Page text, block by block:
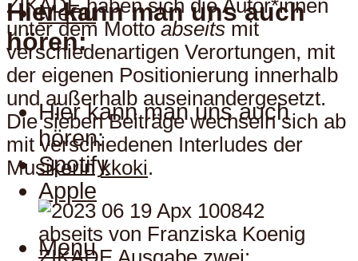
Menu
Hier kann man uns auch
hören:
Hier kann man uns auch
hören:
Spotify
Apple
Menu
ZIKADE haben sich die Autor*innen
unter dem Mottoabseitsmit
verschiedenartigen Verortungen, mit
der eigenen Positionierung innerhalb
und außerhalb auseinandergesetzt.
Die sieben Beiträge wechseln sich ab
mit verschiedenen Interludes der
Musikerinkkoki.